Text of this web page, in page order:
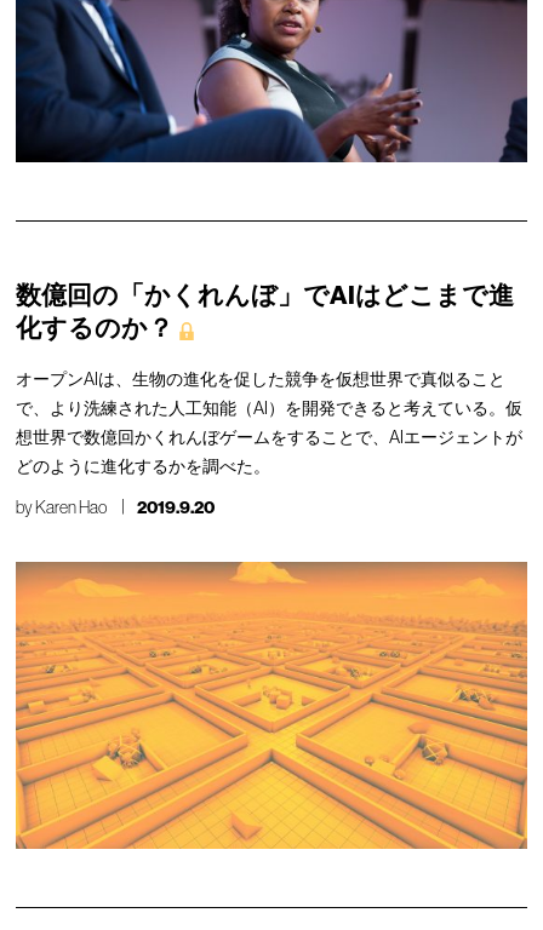
数億回の「かくれんぼ」でAIはどこまで進
化するのか？
オープンAIは、生物の進化を促した競争を仮想世界で真似ること
で、より洗練された人工知能（AI）を開発できると考えている。仮
想世界で数億回かくれんぼゲームをすることで、AIエージェントが
どのように進化するかを調べた。
byKaren Hao 2019.9.20